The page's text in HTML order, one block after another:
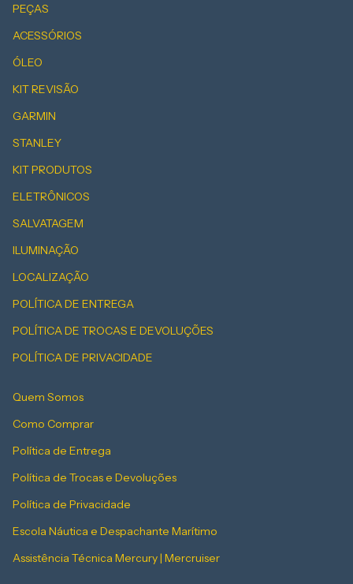
PEÇAS
ACESSÓRIOS
ÓLEO
KIT REVISÃO
GARMIN
STANLEY
KIT PRODUTOS
ELETRÔNICOS
SALVATAGEM
ILUMINAÇÃO
LOCALIZAÇÃO
POLÍTICA DE ENTREGA
POLÍTICA DE TROCAS E DEVOLUÇÕES
POLÍTICA DE PRIVACIDADE
Quem Somos
Como Comprar
Política de Entrega
Política de Trocas e Devoluções
Política de Privacidade
Escola Náutica e Despachante Marítimo
Assistência Técnica Mercury | Mercruiser